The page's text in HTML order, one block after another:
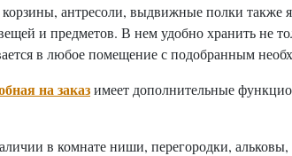
антресоли, выдвижные полки также
и предметов. В нем удобно хранить не
в любое помещение с подобранным
на заказимеет дополнительные
в комнате ниши, перегородки,